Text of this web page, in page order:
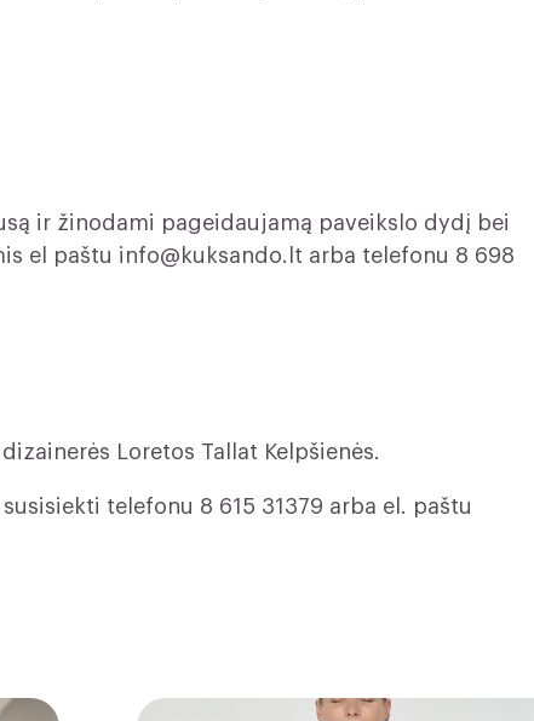
ir žinodami pageidaujamą paveikslo dydį bei
el paštu info@kuksando.lt arba telefonu 8 698
Loretos Tallat Kelpšienės.
telefonu 8 615 31379 arba el. paštu